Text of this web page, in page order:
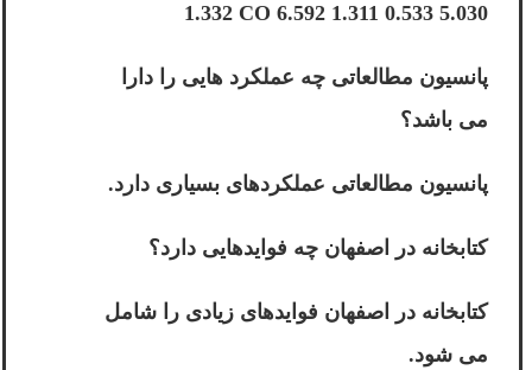
1.332 CO 6.592 1.311 0.533 5.030
پانسیون مطالعاتی چه عملکرد هایی را دارا
می باشد؟
پانسیون مطالعاتی عملکردهای بسیاری دارد.
کتابخانه در اصفهان چه فوایدهایی دارد؟
کتابخانه در اصفهان فوایدهای زیادی را شامل
می شود.